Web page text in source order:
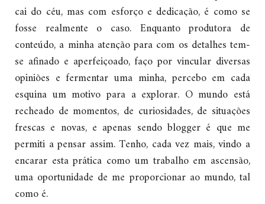
cai do céu, mas com esforço e dedicação, é como se
fosse realmente o caso. Enquanto produtora de
conteúdo, a minha atenção para com os detalhes tem-
se afinado e aperfeiçoado, faço por vincular diversas
opiniões e fermentar uma minha, percebo em cada
esquina um motivo para a explorar. O mundo está
recheado de momentos, de curiosidades, de situações
frescas e novas, e apenas sendo blogger é que me
permiti a pensar assim. Tenho, cada vez mais, vindo a
encarar esta prática como um trabalho em ascensão,
uma oportunidade de me proporcionar ao mundo, tal
como é.